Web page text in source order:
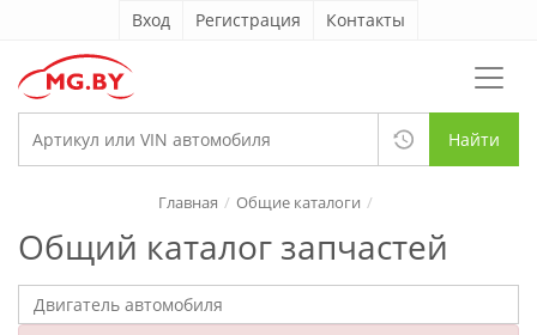
Вход Регистрация Контакты
Найти
Общий каталог запчастей
Главная Общие каталоги